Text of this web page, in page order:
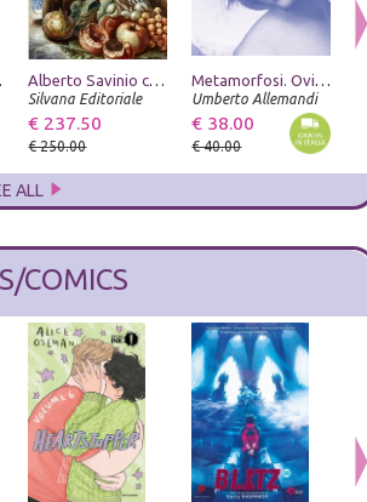
secolo Alberto Savinio catalogo ragionato
Silvana Editoriale
€ 237.50
€ 250.00
Metamorfosi. Ovidio e le arti. Catalogo della mostra (Roma, 23 giugno-20 settembre 2026). Ediz. illustrata
Umberto Allemandi
€ 38.00
€ 40.00
ALL
COMICS